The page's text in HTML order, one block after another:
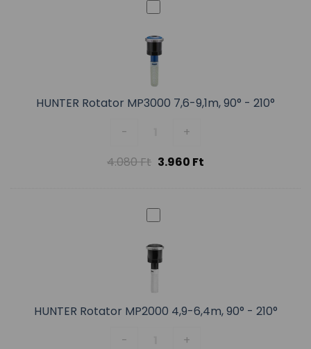
HUNTER Rotator MP3000 7,6-9,1m, 90° - 210°
-
+
4.080Ft 3.960 Ft
HUNTER Rotator MP2000 4,9-6,4m, 90° - 210°
-
+